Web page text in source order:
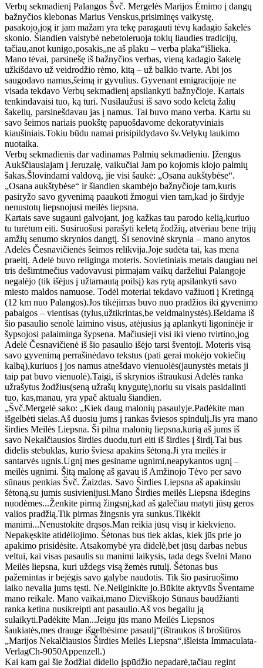
Verbų sekmadienį Palangos Švč. Mergelės Marijos Ėmimo į dangų
bažnyčios klebonas Marius Venskus,prisiminęs vaikystę,
pasakojo,jog ir jam mažam yra tekę paragauti tėvų kadagio šakelės
skonio. Šiandien valstybė nebetoleruoja tokių liaudies tradicijų,
tačiau,anot kunigo,posakis„ne aš plaku – verba plaka“išlieka.
Mano tėvai, parsinešę iš bažnyčios verbas, vieną kadagio šakelę
užkišdavo už veidrodžio rėmo, kitą – už balkio tvarte. Abi jos
saugodavo namus,šeimą ir gyvulius. Gyvenant emigracijoje ne
visada tekdavo Verbų sekmadienį apsilankyti bažnyčioje. Kartais
tenkindavaisi tuo, ką turi. Nusilaužusi iš savo sodo keletą žalių
šakelių, parsinešdavau jas į namus. Tai buvo mano verba. Kartu su
savo šeimos nariais puokštę papuošdavome dekoratyviniais
kiaušiniais.Tokiu būdu namai prisipildydavo šv.Velykų laukimo
nuotaika.
Verbų sekmadienis dar vadinamas Palmių sekmadieniu. Įžengus
Aukščiausiajam į Jeruzalę, vaikučiai Jam po kojomis klojo palmių
šakas.Šlovindami valdovą, jie visi šaukė: „Osana aukštybėse“.
„Osana aukštybėse“ ir šiandien skambėjo bažnyčioje tam,kuris
pasiryžo savo gyvenimą paaukoti žmogui vien tam,kad jo širdyje
nenustotų liepsnojusi meilės liepsna.
Kartais save sugauni galvojant, jog kažkas tau parodo kelią,kuriuo
tu turėtum eiti. Susiruošusi parašyti keletą žodžių, atvėriau bene trijų
amžių senumo skrynios dangtį. Ši senovinė skrynia – mano anytos
Adelės Česnavičienės šeimos relikvija.Joje sudėta tai, kas mena
praeitį. Adelė buvo religinga moteris. Sovietiniais metais daugiau nei
tris dešimtmečius vadovavusi pirmajam vaikų darželiui Palangoje
negalėjo (tik išėjus į užtarnautą poilsį) kas rytą apsilankyti savo
miesto maldos namuose. Todėl moteriai tekdavo važiuoti į Kretingą
(12 km nuo Palangos).Jos tikėjimas buvo nuo pradžios iki gyvenimo
pabaigos – vientisas (tylus,užtikrintas,be veidmainystės).Išeidama iš
šio pasaulio senolė laimino visus, atėjusius ją aplankyti ligoninėje ir
šypsojosi palaiminga šypsena. Mačiusieji visi iki vieno tvirtino,jog
Adelė Česnavičienė iš šio pasaulio išėjo tarsi šventoji. Moteris visą
savo gyvenimą perrašinėdavo tekstus (pati gerai mokėjo vokiečių
kalbą),kuriuos į jos namus atnešdavo vienuolės(jaunystės metais ji
taip pat buvo vienuolė).Taigi, iš skrynios ištraukusi Adelės ranka
užrašytus žodžius(seną užrašų knygutę),noriu su visais pasidalinti
tuo, kas,manau, yra ypač aktualu šiandien.
„Švč.Mergelė sako: „Kiek daug malonių pasaulyje.Padėkite man
išgelbėti sielas.Aš duosiu jums į rankas šviesos spindulį.Jis yra mano
širdies Meilės Liepsna. Ši pilna malonių liepsna,kurią aš jums iš
savo Nekalčiausios širdies duodu,turi eiti iš širdies į širdį.Tai bus
didelis stebuklas, kurio šviesa apakins šėtoną.Ji yra meilės ir
santarvės ugnis.Ugnį mes gesiname ugnimi,neapykantos ugnį –
meilės ugnimi. Šitą malonę aš gavau iš Amžinojo Tėvo per savo
sūnaus penkias Švč. Žaizdas. Savo Širdies Liepsna aš apakinsiu
šėtoną,su jumis susivienijusi.Mano Širdies meilės Liepsna išdegins
nuodėmes...Ženkite pirmą žingsnį,kad aš galėčiau matyti jūsų geros
valios pradžią.Tik pirmas žingsnis yra sunkus.Tikėkit
manimi...Nenustokite drąsos.Man reikia jūsų visų ir kiekvieno.
Nepakęskite atidėliojimo. Šėtonas bus tiek aklas, kiek jūs prie jo
apakimo prisidėsite. Atsakomybė yra didelė,bet jūsų darbas nebus
veltui, kai visas pasaulis su manimi laikysis, tada degs švelni Mano
Meilės liepsna, kuri uždegs visą žemės rutulį. Šėtonas bus
pažemintas ir bejėgis savo galybe naudotis. Tik šio pasiruošimo
laiko nevalia jums tęsti. Ne.Neilginkite jo.Būkite aktyvūs Šventame
mano reikale. Mano vaikai,mano Dieviškojo Sūnaus baudžianti
ranka ketina nusikreipti ant pasaulio.Aš vos begaliu ją
sulaikyti.Padėkite Man...Jeigu jūs mano Meilės Liepsnos
šaukiatės,mes drauge išgelbėsime pasaulį“(ištraukos iš brošiūros
„Marijos Nekalčiausios Širdies Meilės Liepsna“,išleista Immaculata-
VerlagCh-9050Appenzell.)
Kai kam gal šie žodžiai didelio įspūdžio nepadarė,tačiau regint